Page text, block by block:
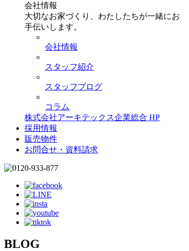
会社情報
大切なお家づくり、わたしたちが一緒にお
手伝いします。
会社情報
スタッフ紹介
スタッフブログ
コラム
株式会社アーキテックス企業総合 HP
採用情報
販売物件
お問合せ・資料請求
BLOG